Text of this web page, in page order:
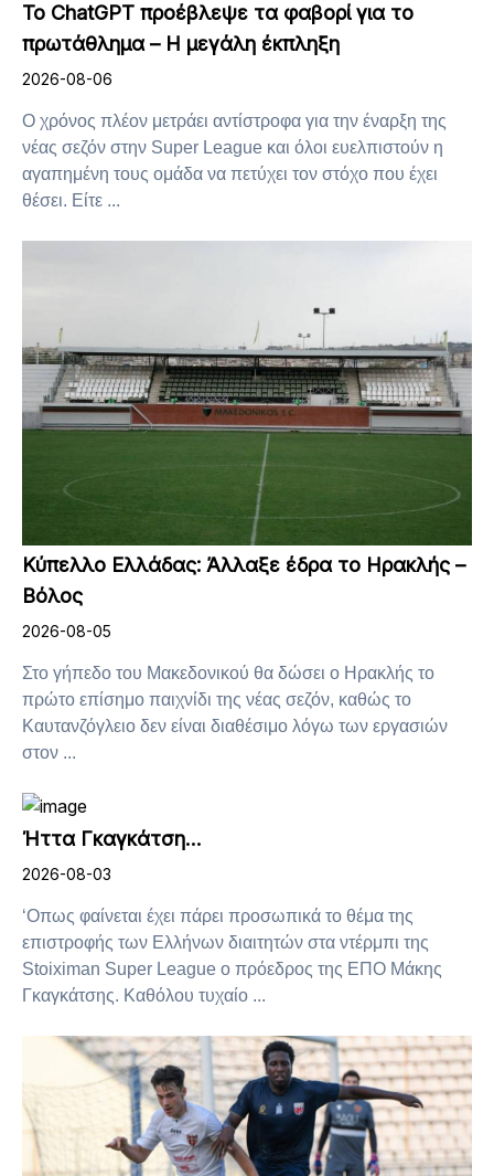
To ChatGPT προέβλεψε τα φαβορί για το
πρωτάθλημα – Η μεγάλη έκπληξη
2026-08-06
Ο χρόνος πλέον μετράει αντίστροφα για την έναρξη της
νέας σεζόν στην Super League και όλοι ευελπιστούν η
αγαπημένη τους ομάδα να πετύχει τον στόχο που έχει
θέσει. Είτε ...
Κύπελλο Ελλάδας: Άλλαξε έδρα το Ηρακλής –
Βόλος
2026-08-05
Στο γήπεδο του Μακεδονικού θα δώσει ο Ηρακλής το
πρώτο επίσημο παιχνίδι της νέας σεζόν, καθώς το
Καυτανζόγλειο δεν είναι διαθέσιμο λόγω των εργασιών
στον ...
Ήττα Γκαγκάτση…
2026-08-03
‘Οπως φαίνεται έχει πάρει προσωπικά το θέμα της
επιστροφής των Ελλήνων διαιτητών στα ντέρμπι της
Stoiximan Super League ο πρόεδρος της ΕΠΟ Μάκης
Γκαγκάτσης. Καθόλου τυχαίο ...